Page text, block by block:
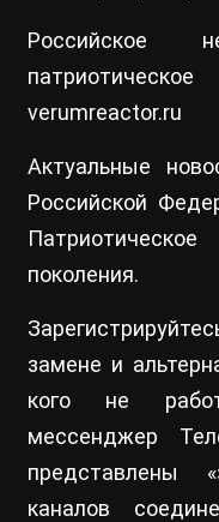
Российское
verumreactor.ru
Актуальные
Российской
поколения.
замене и
кого не
мессенджер
представлены
каналов